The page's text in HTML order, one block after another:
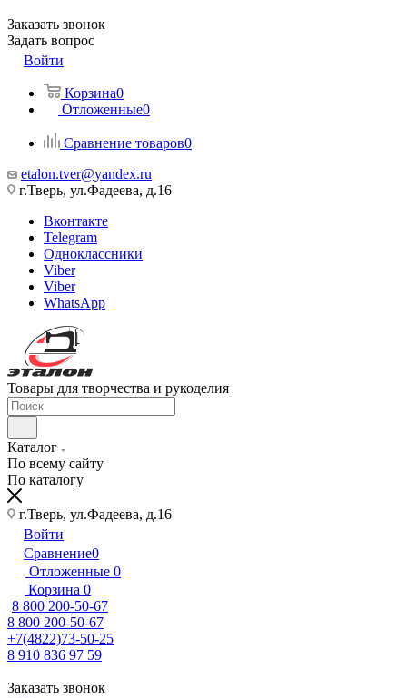
Заказать звонок
Задать вопрос
Войти
Корзина0
Отложенные0
Сравнение товаров0
etalon.tver@yandex.ru
г.Тверь, ул.Фадеева, д.16
Вконтакте
Telegram
Одноклассники
Viber
Viber
WhatsApp
Товары для творчества и рукоделия
Каталог
По всему сайту
По каталогу
г.Тверь, ул.Фадеева, д.16
Войти
Сравнение0
Отложенные 0
Корзина 0
8 800 200-50-67
8 800 200-50-67
+7(4822)73-50-25
8 910 836 97 59
Заказать звонок